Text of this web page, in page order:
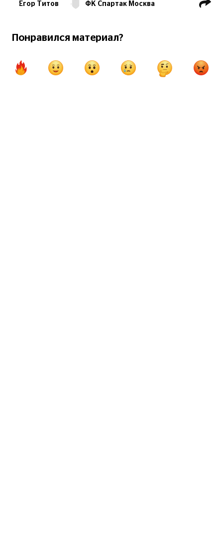
Егор Титов ФК Спартак Москва
Понравился материал?